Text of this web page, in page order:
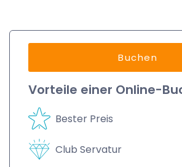
Buchen
Vorteile einer Online-
Bester Preis
Club Servatur